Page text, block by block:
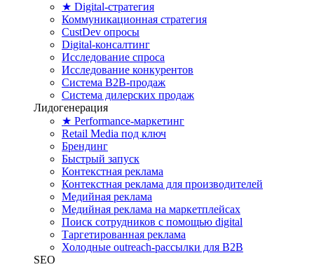
★ Digital-стратегия
Коммуникационная стратегия
CustDev опросы
Digital-консалтинг
Исследование спроса
Исследование конкурентов
Система B2B-продаж
Система дилерских продаж
Лидогенерация
★ Performance-маркетинг
Retail Media под ключ
Брендинг
Быстрый запуск
Контекстная реклама
Контекстная реклама для производителей
Медийная реклама
Медийная реклама на маркетплейсах
Поиск сотрудников с помощью digital
Таргетированная реклама
Холодные outreach-рассылки для B2B
SEO